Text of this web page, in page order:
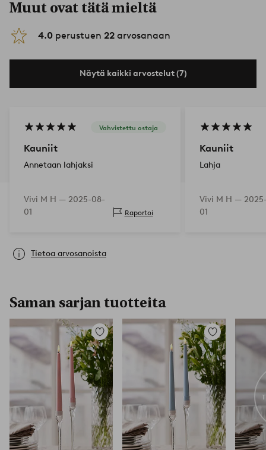
Muut ovat tätä mieltä
4.0 perustuen 22 arvosanaan
Näytä kaikki arvostelut (7)
Vahvistettu ostaja
Kauniit
Annetaan lahjaksi
Vivi M H — 2025-08-
01
Raportoi
Kauniit
Lahja
Vivi M H —
01
Tietoa arvosanoista
Saman sarjan tuotteita
Lisää
suosikkeihin
Lisää
suosikkeihin